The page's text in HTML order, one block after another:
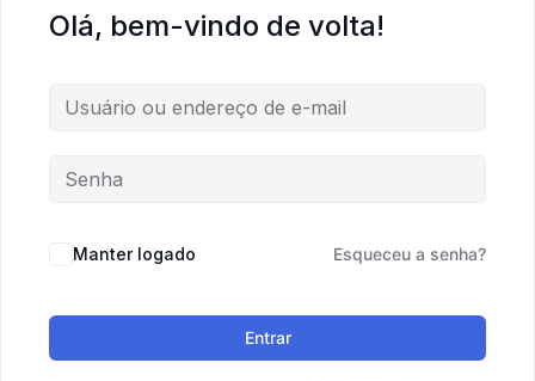
Olá, bem-vindo de volta!
Manter logado Esqueceu a senha?
Entrar